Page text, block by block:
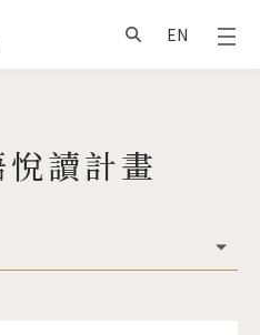
搜尋
EN
讀計畫